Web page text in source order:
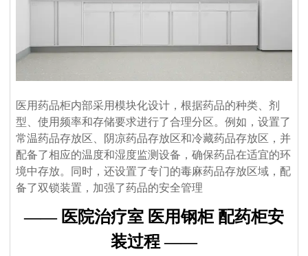
医用药品柜内部采用模块化设计，根据药品的种类、剂
型、使用频率和存储要求进行了合理分区。例如，设置了
常温药品存放区、阴凉药品存放区和冷藏药品存放区，并
配备了相应的温度和湿度监测设备，确保药品在适宜的环
境中存放。同时，还设置了专门的毒麻药品存放区域，配
备了双锁装置，加强了药品的安全管理
—— 医院治疗室 医用钢柜 配药柜安
装过程 ——
和详细的家具保养原则。
产品享受三年保固及维修服务。我司售后服务中心负责处理客户
咨询、投诉、维修及应急服务、亲善回访等。三年保固期内，除
人为因素外，经维修后，产品无法正常使用，厂家将给予换货。
是的。您可以将您的织物徽标发送给我们，然后我们可以在椅子
上放置您的徽标。此外，我们可以在盒子上印上您的徽标。
质量是我们的文化。我们拥有专业的质量检测中心，对原材料进
行化学和物理测试，只有合格的才能生产。专业的QC团队拥有
50名成员，在交货前对产品和包装进行测试。我们将在整个批量
生产过程中控制货物的质量。我们保证客户对我们**产品100％
满意。如果您对柔佛的质量或服务不满意，请随时立即反馈我
中给您补偿。对于国外订单，我们确保大多数配件。在某些特殊
情况下，我们将给予折扣作为解决方案。